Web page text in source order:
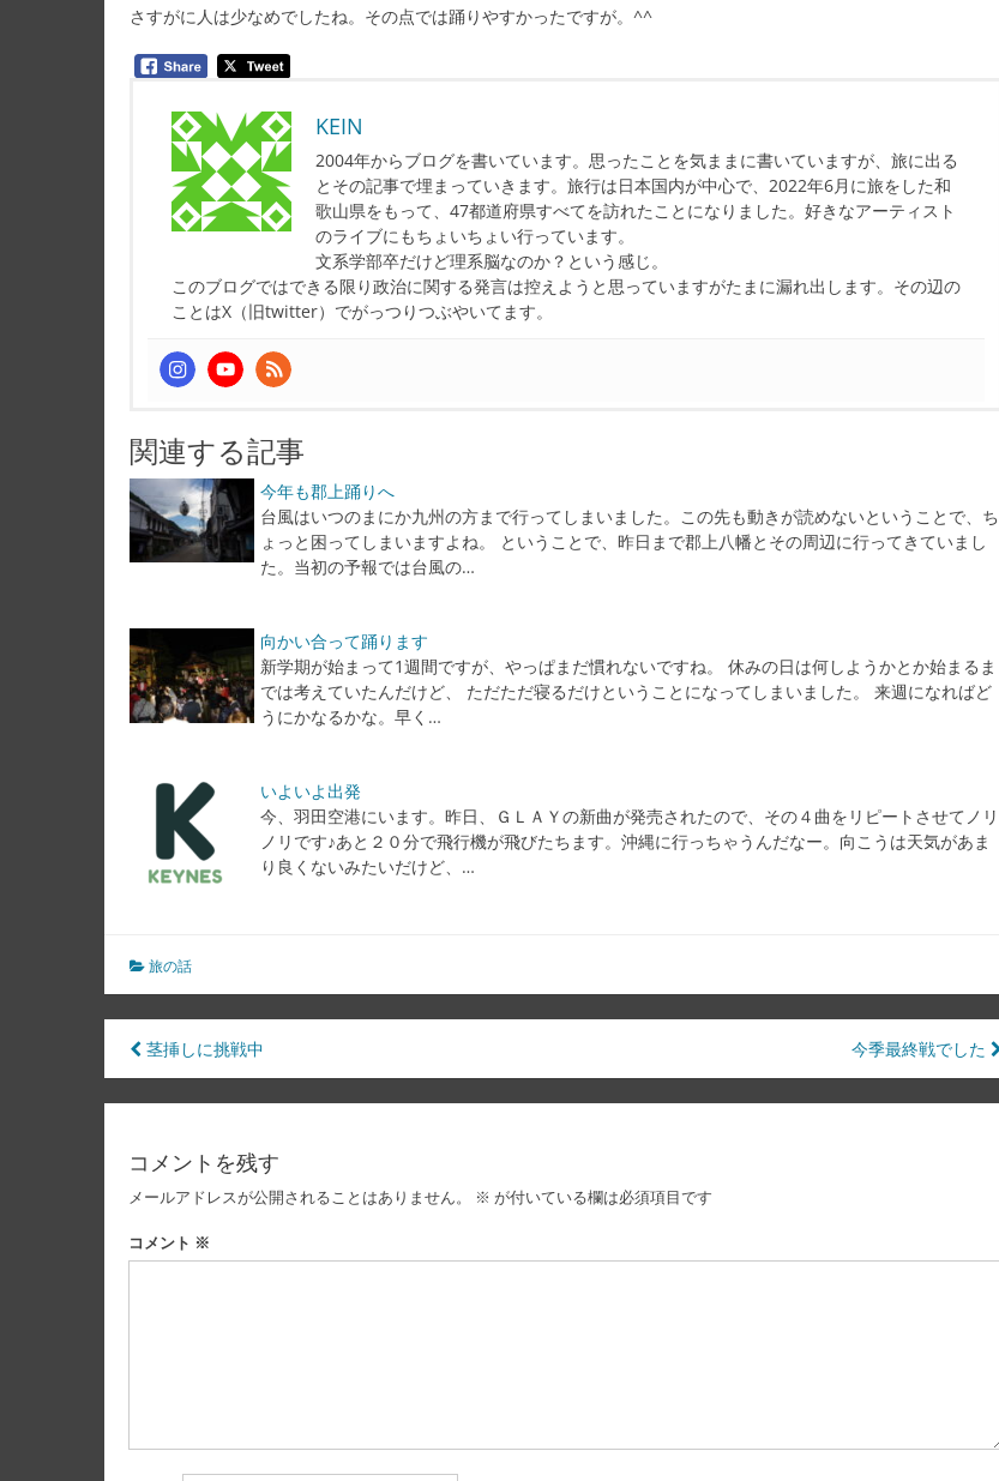
さすがに人は少なめでしたね。その点では踊りやすかったですが。^^
KEIN
2004年からブログを書いています。思ったことを気ままに書いていますが、旅に出る
とその記事で埋まっていきます。旅行は日本国内が中心で、2022年6月に旅をした和
歌山県をもって、47都道府県すべてを訪れたことになりました。好きなアーティスト
のライブにもちょいちょい行っています。
文系学部卒だけど理系脳なのか？という感じ。
このブログではできる限り政治に関する発言は控えようと思っていますがたまに漏れ出します。その辺の
ことはX（旧twitter）でがっつりつぶやいてます。
関連する記事
今年も郡上踊りへ
台風はいつのまにか九州の方まで行ってしまいました。この先も動きが読めないということで、ち
ょっと困ってしまいますよね。 ということで、昨日まで郡上八幡とその周辺に行ってきていまし
た。当初の予報では台風の…
向かい合って踊ります
新学期が始まって1週間ですが、やっぱまだ慣れないですね。 休みの日は何しようかとか始まるま
では考えていたんだけど、 ただただ寝るだけということになってしまいました。 来週になればど
うにかなるかな。早く…
いよいよ出発
今、羽田空港にいます。昨日、ＧＬＡＹの新曲が発売されたので、その４曲をリピートさせてノリ
ノリです♪あと２０分で飛行機が飛びたちます。沖縄に行っちゃうんだなー。向こうは天気があま
り良くないみたいだけど、…
旅の話
投
稿
ビ
ゲ
ー
茎挿しに挑戦中 今季最終戦でした
コメントを残す
メールアドレスが公開されることはありません。 ※ が付いている欄は必須項目です
コメント ※